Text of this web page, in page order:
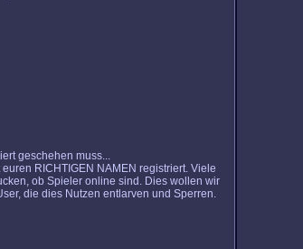
geschehen muss...
RICHTIGEN NAMEN registriert. Viele
ob Spieler online sind. Dies wollen wir
die dies Nutzen entlarven und Sperren.